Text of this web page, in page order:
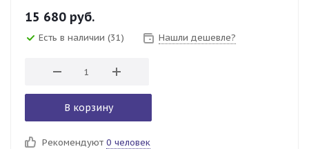
15 680 руб.
Есть в наличии (31) Нашли дешевле?
В корзину
Рекомендуют 0 человек